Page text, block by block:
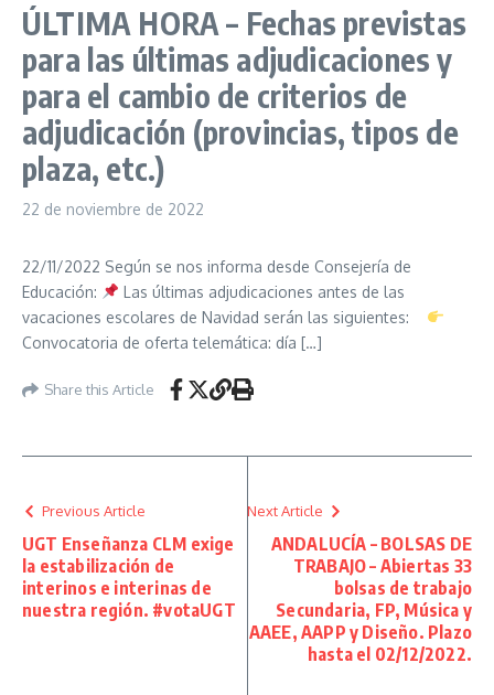
ÚLTIMA HORA – Fechas previstas
para las últimas adjudicaciones y
para el cambio de criterios de
adjudicación (provincias, tipos de
plaza, etc.)
22 de noviembre de 2022
22/11/2022 Según se nos informa desde Consejería de
Educación:
Las últimas adjudicaciones antes de las
vacaciones escolares de Navidad serán las siguientes:
Convocatoria de oferta telemática: día […]
Share this Article
Previous Article
UGT Enseñanza CLM exige
la estabilización de
interinos e interinas de
nuestra región. #votaUGT
Next Article
ANDALUCÍA – BOLSAS DE
TRABAJO – Abiertas 33
bolsas de trabajo
Secundaria, FP, Música y
AAEE, AAPP y Diseño. Plazo
hasta el 02/12/2022.